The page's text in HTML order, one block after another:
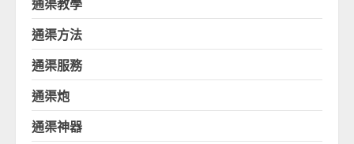
通渠方法
通渠服務
通渠炮
通渠神器